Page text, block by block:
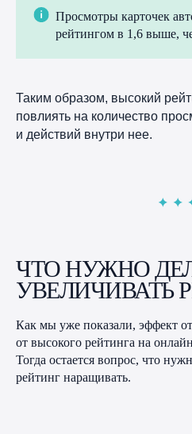
Просмотры карточек
рейтингом в 1,6 выше,
Таким образом, высокий
повлиять на количество
и действий внутри нее.
ЧТО НУЖНО
УВЕЛИЧИВАТЬ
Как мы уже показали, эффект
от высокого рейтинга на
Тогда остается вопрос, что
рейтинг наращивать.
Читать
Возможности сервиса, экспертные советы
НА РЕПУТАЦИИ